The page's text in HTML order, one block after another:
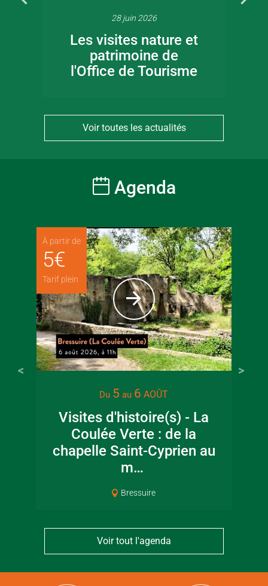
28 juin 2026
Les visites nature et
patrimoine de
l'Office de Tourisme
Voir toutes les actualités
Agenda
À partir de
5€
Tarif plein
Du 5 au 6 AOÛT
Visites d'histoire(s) - La
Coulée Verte : de la
chapelle Saint-Cyprien au
m…
Bressuire
Voir tout l'agenda